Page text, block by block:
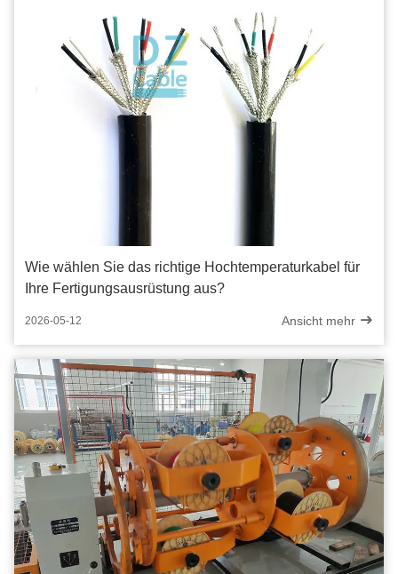
Wie wählen Sie das richtige Hochtemperaturkabel für
Ihre Fertigungsausrüstung aus?
2026-05-12 Ansicht mehr